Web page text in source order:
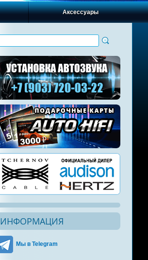
Аксессуары
ИНФОРМАЦИЯ
Мы в Telegram